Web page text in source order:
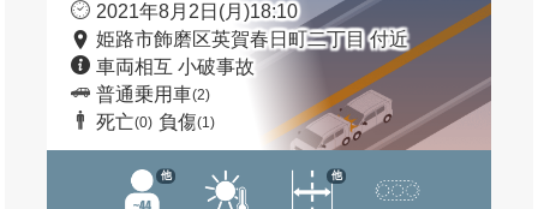
2021年8月2日(月)18:10
姫路市飾磨区英賀春日町二丁目 付近
車両相互 小破事故
普通乗用車(2)
死亡(0) 負傷(1)
他 他